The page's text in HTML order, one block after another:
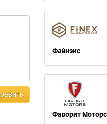
Файнэкс
Фаворит Моторс